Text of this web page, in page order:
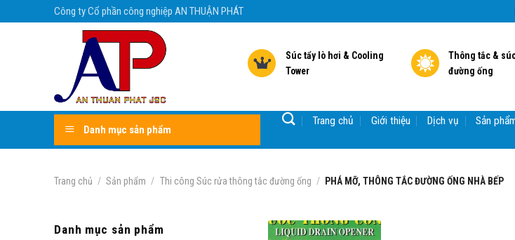
Công ty Cổ phần công nghiệp AN THUẬN PHÁT
Súc tẩy lò hơi & Cooling
Tower
Thông tắc &
đường ống
Danh mục sản phẩm
Trang chủ Giới thiệu Dịch vụ Sản
Trang chủ / Sản phẩm / Thi công Súc rửa thông tắc đường ống / PHÁ MỠ, THÔNG TẮC ĐƯỜNG ỐNG NHÀ BẾP
Danh mục sản phẩm